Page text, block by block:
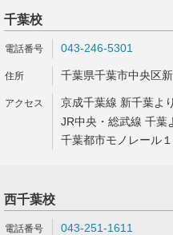
千葉校
043-246-5301
千葉県千葉市中央区
京成千葉線 新千葉よ
JR中央・総武線 千葉
千葉都市モノレール
西千葉校
043-251-1611